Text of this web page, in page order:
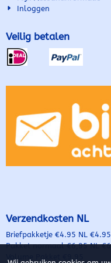
Muggengaas – houdt ...
Inloggen
Veilig betalen
Verzendkosten NL
Briefpakketje €4.95 NL
Pakket normaal €6,95 NL